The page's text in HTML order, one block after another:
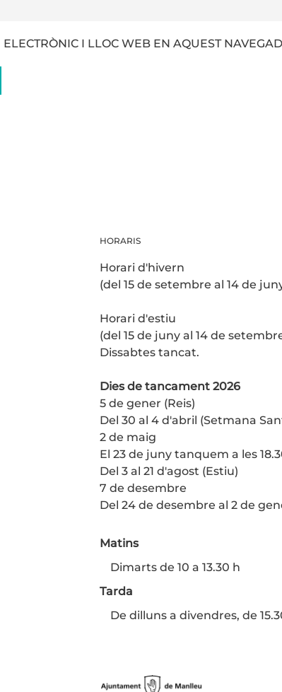
I LLOC WEB EN AQUEST
HORARIS
Horari d'hivern
(del 15 de setembre al 14 de
Horari d'estiu
(del 15 de juny al 14 de
Dissabtes tancat.
Dies de tancament 2026
5 de gener (Reis)
Del 30 al 4 d'abril (Setmana
2 de maig
El 23 de juny tanquem a les
Del 3 al 21 d'agost (Estiu)
7 de desembre
Del 24 de desembre al 2 de
Matins
Dimarts de 10 a 13.30 h
Tarda
De dilluns a divendres, de